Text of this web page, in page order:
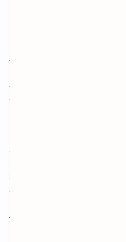
শুধু ব্ল্যাক কফি খেতে চান তাহলে যে
এবং সেই পানি একটি কাপের ভিতরে
চামচ পরিমাণ ব্ল্যাক কফি মিশিয়ে
প্রয়োজনে যেকোনো খাবার গ্রহণ করার পর
কফি তৈরি করার জন্য বিভিন্ন উপায়
করে নিয়ে ব্ল্যাক কফি দিয়ে এর সাথে
এছাড়া আপনি চিনির দুধ ও কফি একসাথে
অবলম্বন করবেন। প্রথমে আপনাকে কফি
করে নিতে হবে। সে গরম পানির মধ্যে কফি
চিনি এবং এর সাথে গরম দুধ দিয়ে দিতে
মজাদার স্বাদ দেবে। এই উপায়ে
পাবেন যা শরীরে নিয়মিত খাওয়ার ফলে